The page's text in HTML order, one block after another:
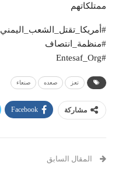
ممتلكاتهم
#أمريكا_تقتل_الشعب_اليمني
#منظمة_انتصاف
#Entesaf_Org
تعز صعده صنعاء
مشاركة Facebook
المقال السابق